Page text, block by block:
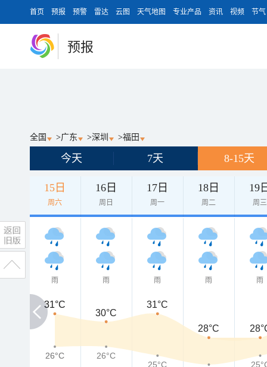
首页 预报 预警 雷达 云图 天气地图 专业产品 资讯 视频 节气
预报
全国 >广东 >深圳 >福田
今天 7天 8-15天
15日
周六
16日
周日
17日
周一
18日
周二
19
周三
雨 雨 雨 雨 雨
31°C
31°C
30°C
31°C
28°C
26°C
26°C
26°C
25°C